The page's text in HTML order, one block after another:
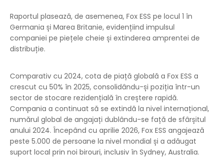
Raportul plasează, de asemenea, Fox ESS pe locul 1 în
Germania și Marea Britanie, evidențiind impulsul
companiei pe piețele cheie și extinderea amprentei de
distribuție.
Comparativ cu 2024, cota de piață globală a Fox ESS a
crescut cu 50% în 2025, consolidându-și poziția într-un
sector de stocare rezidențială în creștere rapidă.
Compania a continuat să se extindă la nivel internațional,
numărul global de angajați dublându-se față de sfârșitul
anului 2024. Începând cu aprilie 2026, Fox ESS angajează
peste 5.000 de persoane la nivel mondial și a adăugat
suport local prin noi birouri, inclusiv în Sydney, Australia.